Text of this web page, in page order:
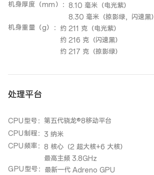
机身厚度（mm） ： 8.10 毫米（电光紫）
8.30 毫米（掠影绿，闪速黑）
机身重量（g）
： 约 211 克（电光紫）
约 216 克（闪速黑）
约 217 克（掠影绿）
处理平台
CPU型号： 第五代骁龙®8移动平台
CPU制程： 3 纳米
CPU频率： 8 核心（2 超大核+6 大核）
最高主频 3.8GHz
GPU型号： 最新一代 Adreno GPU